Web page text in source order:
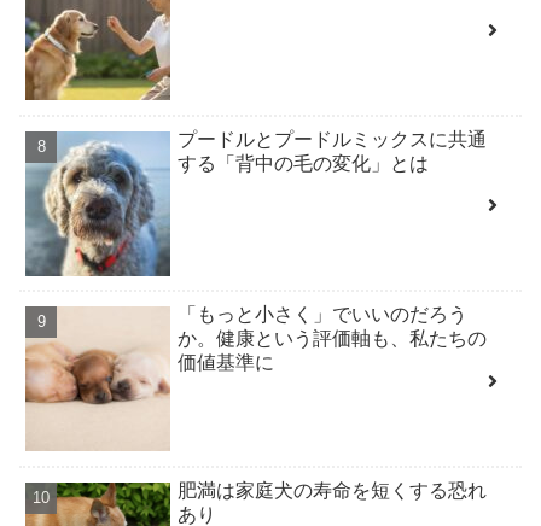
プードルとプードルミックスに共通
する「背中の毛の変化」とは
「もっと小さく」でいいのだろう
か。健康という評価軸も、私たちの
価値基準に
肥満は家庭犬の寿命を短くする恐れ
あり